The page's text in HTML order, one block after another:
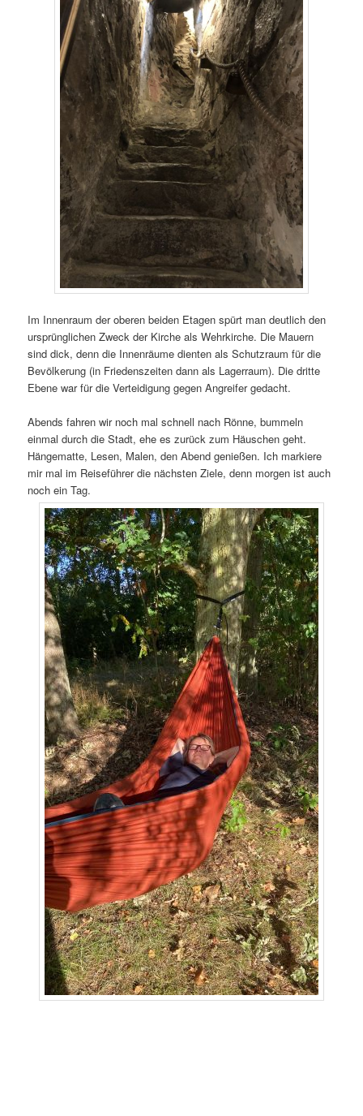
Im Innenraum der oberen beiden Etagen spürt man deutlich den
ursprünglichen Zweck der Kirche als Wehrkirche. Die Mauern
sind dick, denn die Innenräume dienten als Schutzraum für die
Bevölkerung (in Friedenszeiten dann als Lagerraum). Die dritte
Ebene war für die Verteidigung gegen Angreifer gedacht.
Abends fahren wir noch mal schnell nach Rönne, bummeln
einmal durch die Stadt, ehe es zurück zum Häuschen geht.
Hängematte, Lesen, Malen, den Abend genießen. Ich markiere
mir mal im Reiseführer die nächsten Ziele, denn morgen ist auch
noch ein Tag.